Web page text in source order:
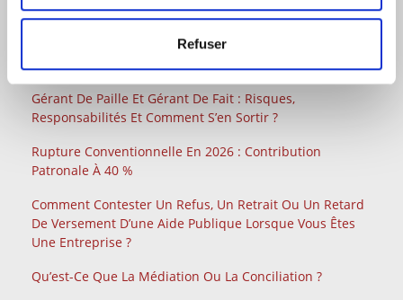
Refuser
Saisie Des Fonds Par L’AGRASC
Factures Impayées Entre Professionnels : La Nouvelle
Gérant De Paille Et Gérant De Fait : Risques,
Responsabilités Et Comment S’en Sortir ?
Rupture Conventionnelle En 2026 : Contribution
Patronale À 40 %
Comment Contester Un Refus, Un Retrait Ou Un Retard
De Versement D’une Aide Publique Lorsque Vous Êtes
Une Entreprise ?
Qu’est-Ce Que La Médiation Ou La Conciliation ?